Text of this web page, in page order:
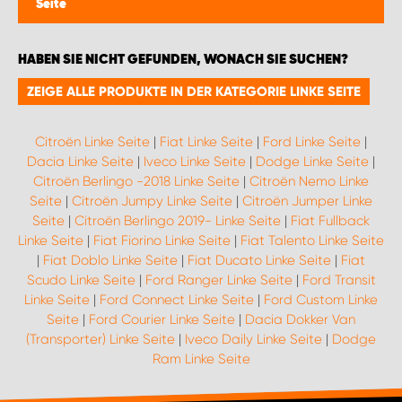
Seite
HABEN SIE NICHT GEFUNDEN, WONACH SIE SUCHEN?
ZEIGE ALLE PRODUKTE IN DER KATEGORIE LINKE SEITE
Citroën Linke Seite | Fiat Linke Seite | Ford Linke Seite |
Dacia Linke Seite | Iveco Linke Seite | Dodge Linke Seite |
Citroën Berlingo -2018 Linke Seite | Citroën Nemo Linke
Seite | Citroën Jumpy Linke Seite | Citroën Jumper Linke
Seite | Citroën Berlingo 2019- Linke Seite | Fiat Fullback
Linke Seite | Fiat Fiorino Linke Seite | Fiat Talento Linke Seite
| Fiat Doblo Linke Seite | Fiat Ducato Linke Seite | Fiat
Scudo Linke Seite| Ford Ranger Linke Seite| Ford Transit
Linke Seite | Ford Connect Linke Seite | Ford Custom Linke
Seite | Ford Courier Linke Seite | Dacia Dokker Van
(Transporter) Linke Seite | Iveco Daily Linke Seite | Dodge
Ram Linke Seite